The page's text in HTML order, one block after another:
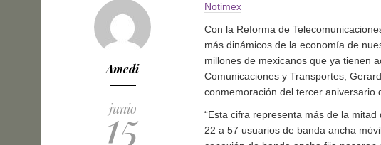
Amedi
junio
15
Notimex
Con la Reforma de
más dinámicos de la economía de
millones de mexicanos que ya tienen
Comunicaciones y Transportes,
conmemoración del tercer aniversario
“Esta cifra representa más de la
22 a 57 usuarios de banda ancha